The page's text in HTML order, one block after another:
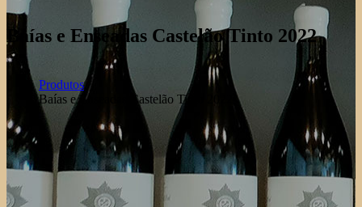
Baías e Enseadas Castelão Tinto 2022
Produtos
Baías e Enseadas Castelão Tinto 2022